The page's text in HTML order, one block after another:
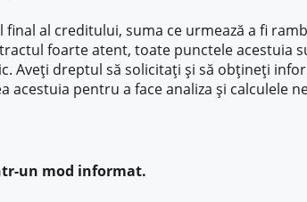
al creditului, suma ce urmează a fi
foarte atent, toate punctele acestuia
Aveți dreptul să solicitați și să obțineți
pentru a face analiza și calculele
un mod informat.